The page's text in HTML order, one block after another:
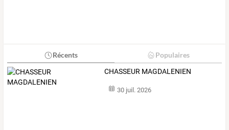
Récents Populaires
CHASSEUR MAGDALENIEN
30 juil. 2026